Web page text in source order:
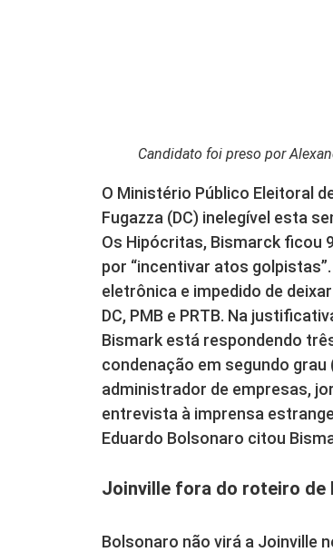
Candidato foi preso por
O Ministério Público Eleitoral
Fugazza (DC) inelegível esta
Os Hipócritas, Bismarck ficou
por “incentivar atos
eletrônica e impedido de
DC, PMB e PRTB. Na
Bismark está respondendo
condenação em segundo grau
administrador de empresas,
entrevista à imprensa
Eduardo Bolsonaro citou
Joinville fora do roteiro de
Bolsonaro não virá a Joinville